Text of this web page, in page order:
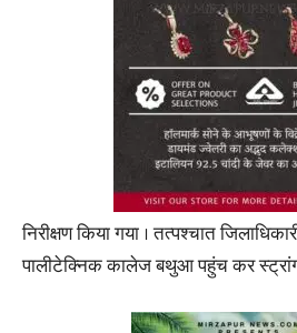
निरीक्षण किया गया । तत्पश्चात
पालीटेक्निक कालेज बथुआ पहुंच कर